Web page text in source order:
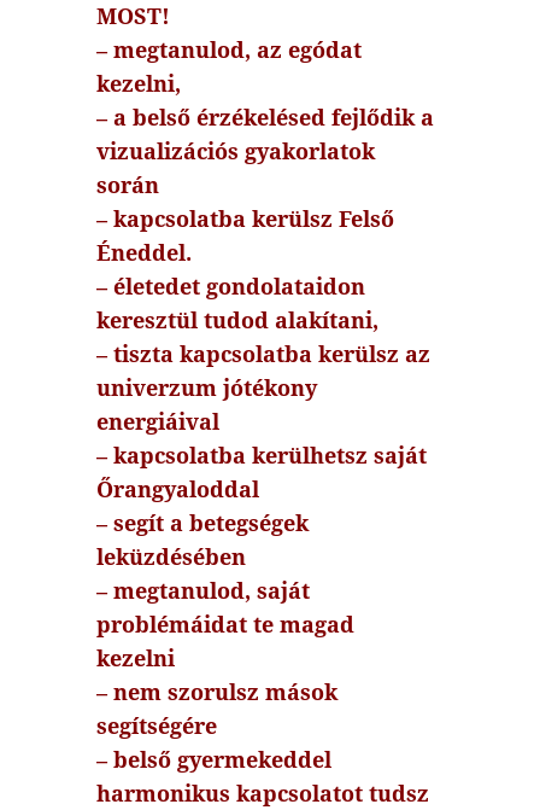
MOST!
– megtanulod, az egódat
kezelni,
– a belső érzékelésed fejlődik a
vizualizációs gyakorlatok
során
– kapcsolatba kerülsz Felső
Éneddel.
– életedet gondolataidon
keresztül tudod alakítani,
– tiszta kapcsolatba kerülsz az
univerzum jótékony
energiáival
– kapcsolatba kerülhetsz saját
Őrangyaloddal
– segít a betegségek
leküzdésében
– megtanulod, saját
problémáidat te magad
kezelni
– nem szorulsz mások
segítségére
– belső gyermekeddel
harmonikus kapcsolatot tudsz